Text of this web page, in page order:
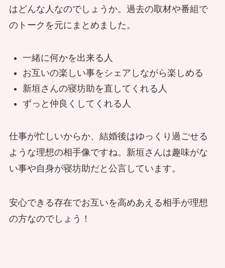
はどんな人なのでしょうか。過去の取材や番組で
のトークを元にまとめました。
一緒に何かを出来る人
お互いの楽しい事をシェアしながら楽しめる
新垣さんの寝坊助を直してくれる人
ずっと仲良くしてくれる人
仕事が忙しいからか、結婚後はゆっくり過ごせる
ような理想の相手像ですね。新垣さんは趣味がな
い事や自身が寝坊助だと公言しています。
安心できる存在でお互いを高めあえる相手が理想
の方なのでしょう！